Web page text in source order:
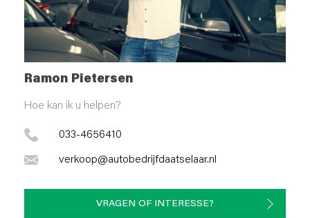
Ramon Pietersen
Hoe kan ik u helpen?
033-4656410
verkoop@autobedrijfdaatselaar.nl
VRAGEN OF INTERESSE?